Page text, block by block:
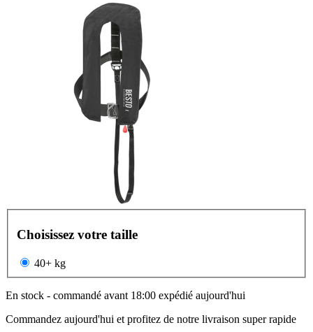
Choisissez votre taille
40+ kg
En stock - commandé avant 18:00 expédié aujourd'hui
Commandez aujourd'hui et profitez de notre livraison super rapide